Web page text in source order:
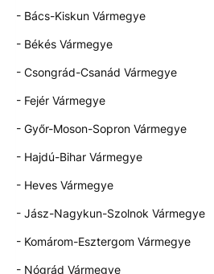
- Bács-Kiskun Vármegye
- Békés Vármegye
- Csongrád-Csanád Vármegye
- Fejér Vármegye
- Győr-Moson-Sopron Vármegye
- Hajdú-Bihar Vármegye
- Heves Vármegye
- Jász-Nagykun-Szolnok Vármegye
- Komárom-Esztergom Vármegye
- Nógrád Vármegye